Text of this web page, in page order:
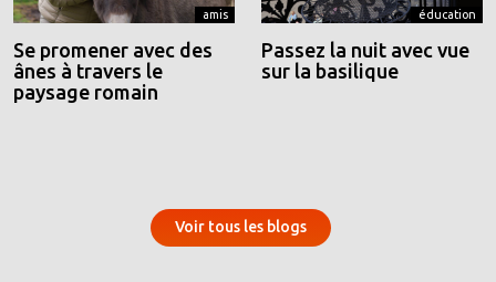
amis
Se promener avec des
ânes à travers le
paysage romain
éducation
Passez la nuit avec vue
sur la basilique
Voir tous les blogs